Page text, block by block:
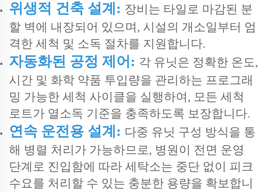
위생적 건축 설계: 장비는 타일로 마감된 분
할 벽에 내장되어 있으며, 시설의 개소일부터 엄
격한 세척 및 소독 절차를 지원합니다.
자동화된 공정 제어: 각 유닛은 정확한 온도,
시간 및 화학 약품 투입량을 관리하는 프로그래
밍 가능한 세척 사이클을 실행하여, 모든 세척
로트가 열소독 기준을 충족하도록 보장합니다.
연속 운전용 설계: 다중 유닛 구성 방식을 통
해 병렬 처리가 가능하므로, 병원이 전면 운영
단계로 진입함에 따라 세탁소는 중단 없이 피크
수요를 처리할 수 있는 충분한 용량을 확보합니